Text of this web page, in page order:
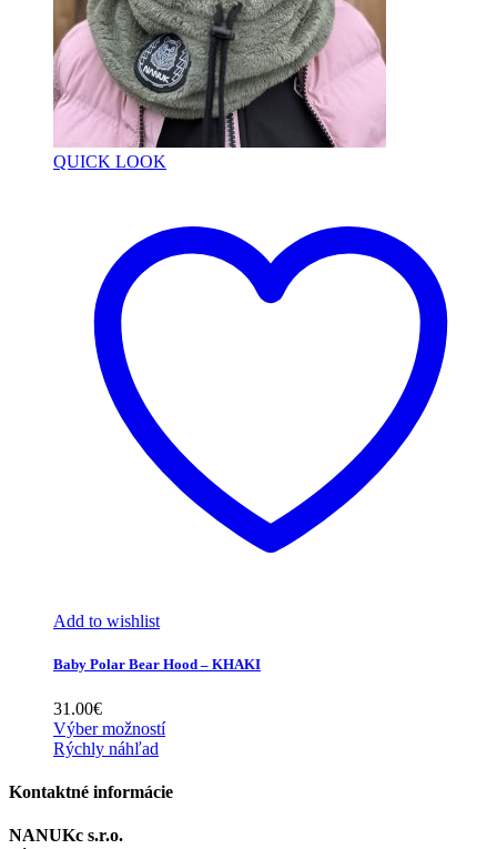
QUICK LOOK
Add to wishlist
Baby Polar Bear Hood – KHAKI
31.00€
Výber možností
Rýchly náhľad
Kontaktné informácie
NANUKc s.r.o.